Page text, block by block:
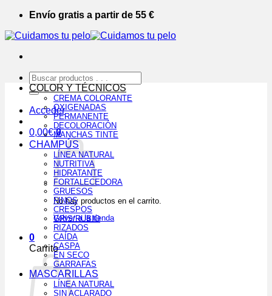
Envío gratis a partir de 55 €
Buscar
por:
Acceder
0,00€ 0
No hay productos en el carrito.
Volver a la tienda
0
Carrito
COLOR Y TÉCNICOS
CREMA COLORANTE
OXIGENADAS
PERMANENTE
DECOLORACIÓN
MANCHAS TINTE
CHAMPÚS
LÍNEA NATURAL
NUTRITIVA
HIDRATANTE
FORTALECEDORA
GRUESOS
FINOS
CRESPOS
GRIS/RUBIO
RIZADOS
CAÍDA
CASPA
EN SECO
GARRAFAS
MASCARILLAS
LÍNEA NATURAL
SIN ACLARADO